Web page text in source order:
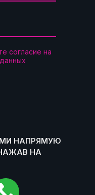
НАПРЯМУЮ
НА
согласие на